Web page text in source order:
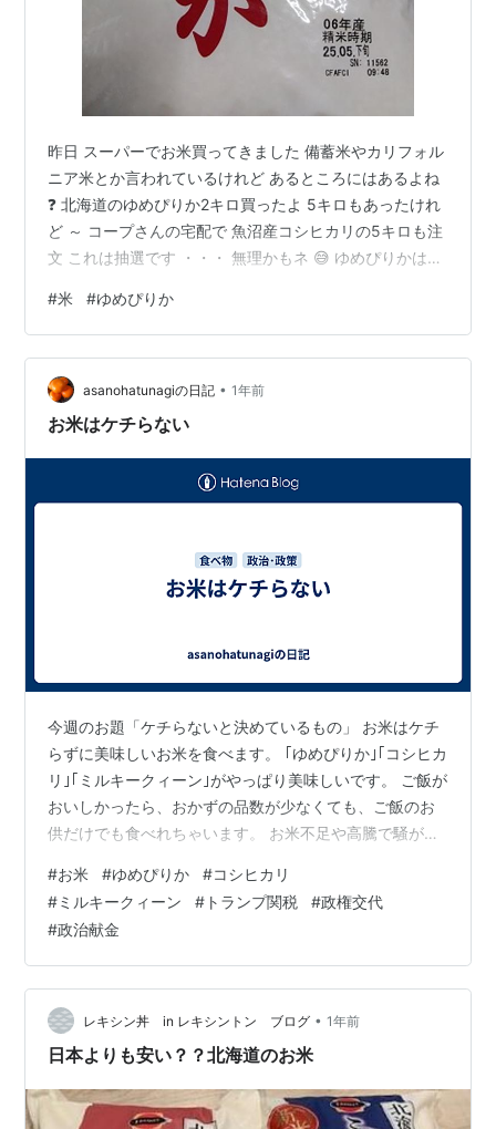
昨日 スーパーでお米買ってきました 備蓄米やカリフォル
ニア米とか言われているけれど あるところにはあるよね
❓ 北海道のゆめぴりか2キロ買ったよ 5キロもあったけれ
ど ～ コープさんの宅配で 魚沼産コシヒカリの5キロも注
文 これは抽選です ・・・ 無理かもネ 😅 ゆめぴりかは初
ってから ご近所さんたちは 丹波のコシヒカリがいいとか
言ってたナ それぞれ 好みの問題だよね～ん そろそろ 梅
雨入りですね
#米 #ゆめぴりか
asanohatunagiの日記 • 1年前
お米はケチらない
今週のお題「ケチらないと決めているもの」 お米はケチ
らずに美味しいお米を食べます。 ｢ゆめぴりか｣｢コシヒカ
リ｣｢ミルキークィーン｣がやっぱり美味しいです。 ご飯が
おいしかったら、おかずの品数が少なくても、ご飯のお
供だけでも食べれちゃいます。 お米不足や高騰で騒がれ
祈ります。が、雲行きはあやしげです。 農家は政治献金
が無いですから、大手の政治献金が多いところには叶い
ません。 食べ物が無かったら生きていけないのに、悲し
い限りです。 政権交代もやむを得ないかもしれません。
#お米 #ゆめぴりか #コシヒカリ
#ミルキークィーン # トランプ関税 #政権交代
#政治献金
レキシン丼 in レキシントン ブログ • 1年前
日本よりも安い？？北海道のお米